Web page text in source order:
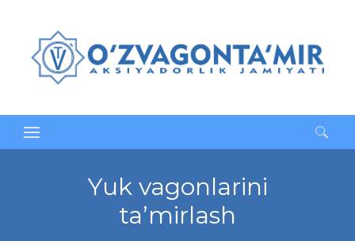
Qidirshish:
Yuk vagonlarini
ta’mirlash